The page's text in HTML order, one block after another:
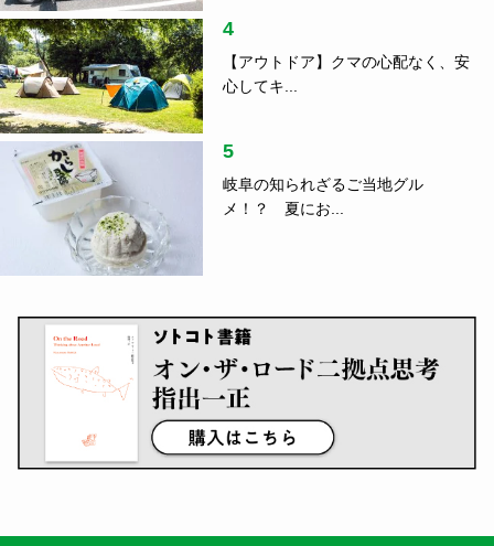
4
【アウトドア】クマの心配なく、安
心してキ...
5
岐阜の知られざるご当地グル
メ！？ 夏にお...